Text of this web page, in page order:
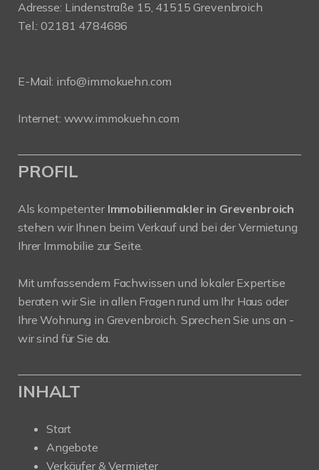
Adresse: Lindenstraße 15, 41515 Grevenbroich
Tel.: 02181 4784686
E-Mail: info@immokuehn.com
Internet: www.immokuehn.com
PROFIL
Als kompetenter Immobilienmakler in Grevenbroich
stehen wir Ihnen beim Verkauf und bei der Vermietung
Ihrer Immobilie zur Seite.
Mit umfassendem Fachwissen und lokaler Expertise
beraten wir Sie in allen Fragen rund um Ihr Haus oder
Ihre Wohnung in Grevenbroich. Sprechen Sie uns an -
wir sind für Sie da.
INHALT
Start
Angebote
Verkäufer & Vermieter